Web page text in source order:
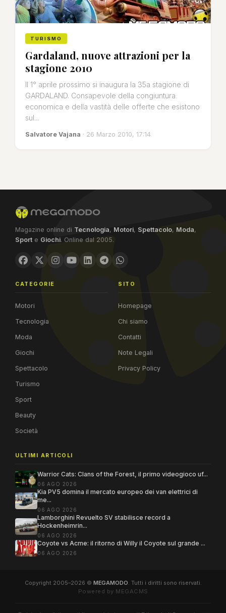
TURISMO
Gardaland, nuove attrazioni per la
stagione 2010
Il 1° aprile prossimo si inaugura la 35a stagione di
GARDALAND. Consapevole della congiuntura
economica e della vastità delle offerte che esistono
sul...
Salvatore Vajana · 26 Marzo 2010, 17:14
Magazine online di Tecnologia, Motori, Spettacolo, Moda,
Sport e Giochi. Online dal 2005.
CATEGORIE
Motori
Tecnologia
Moda
Giochi
Spettacolo
Turismo
Sport
Beauty
Società
SITO
Homepage
Chi siamo
Contatti
Note Legali
Privacy Policy
ULTIMI ARTICOLI
Warrior Cats: Clans of the Forest, il primo videogioco uf...
06 AGO 2026
Kia PV5 domina il mercato europeo dei van elettrici di
me...
06 AGO 2026
Lamborghini Revuelto SV stabilisce record a
Hockenheimrin...
06 AGO 2026
Coyote vs Acme: il ritorno di Willy il Coyote sul grande ...
06 AGO 2026
Copyright 2005–2026 © MEGAMODO. Tutti i diritti sono riservati.
Powered by MEGACMS